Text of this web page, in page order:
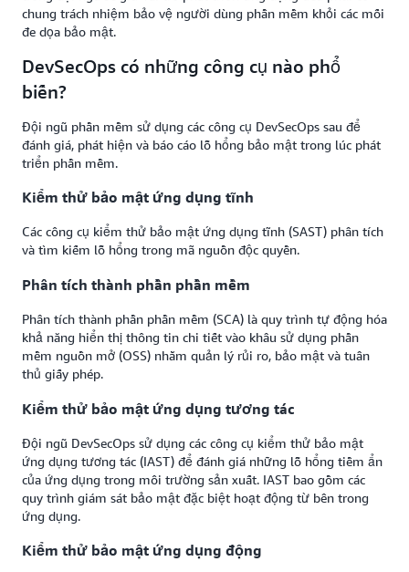
chung trách nhiệm bảo vệ người dùng phần mềm khỏi các mối
đe dọa bảo mật.
DevSecOps có những công cụ nào phổ
biến?
Đội ngũ phần mềm sử dụng các công cụ DevSecOps sau để
đánh giá, phát hiện và báo cáo lỗ hổng bảo mật trong lúc phát
triển phần mềm.
Kiểm thử bảo mật ứng dụng tĩnh
Các công cụ kiểm thử bảo mật ứng dụng tĩnh (SAST) phân tích
và tìm kiếm lỗ hổng trong mã nguồn độc quyền.
Phân tích thành phần phần mềm
Phân tích thành phần phần mềm (SCA) là quy trình tự động hóa
khả năng hiển thị thông tin chi tiết vào khâu sử dụng phần
mềm nguồn mở (OSS) nhằm quản lý rủi ro, bảo mật và tuân
thủ giấy phép.
Kiểm thử bảo mật ứng dụng tương tác
Đội ngũ DevSecOps sử dụng các công cụ kiểm thử bảo mật
ứng dụng tương tác (IAST) để đánh giá những lỗ hổng tiềm ẩn
của ứng dụng trong môi trường sản xuất. IAST bao gồm các
quy trình giám sát bảo mật đặc biệt hoạt động từ bên trong
ứng dụng.
Kiểm thử bảo mật ứng dụng động